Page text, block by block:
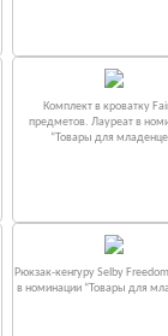
Комплект в кроватку
предметов. Лауреат в
“Товары для
Рюкзак-кенгуру Selby
в номинации “Товары для